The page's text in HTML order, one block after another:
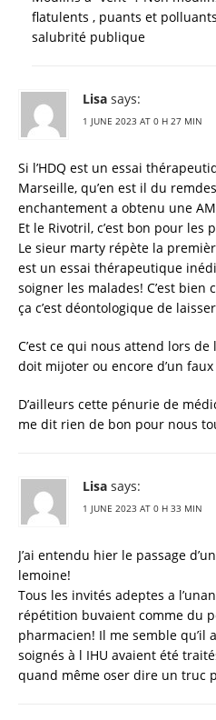
flatulents , puants et
salubrité publique
Lisa says:
1 JUNE 2023 AT 0 H 27 MIN
Si l’HDQ est un essai
Marseille, qu’en est il du
enchantement a obtenu une
Et le Rivotril, c’est bon pour les
Le sieur marty répète la
est un essai thérapeutique
soigner les malades! C’est bien
ça c’est déontologique de
C’est ce qui nous attend lors
doit mijoter ou encore d’un
D’ailleurs cette pénurie de
me dit rien de bon pour nous
Lisa says:
1 JUNE 2023 AT 0 H 33 MIN
J’ai entendu hier le passage
lemoine!
Tous les invités adeptes a
répétition buvaient comme du
pharmacien! Il me semble qu’il
soignés à l IHU avaient été
quand même oser dire un truc